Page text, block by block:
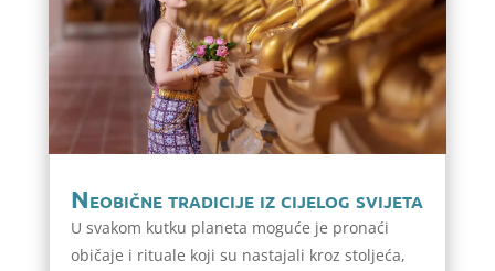
Neobične tradicije iz cijelog svijeta
U svakom kutku planeta moguće je pronaći
običaje i rituale koji su nastajali kroz stoljeća,